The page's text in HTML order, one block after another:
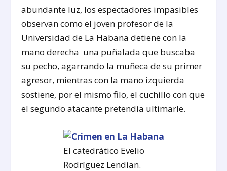
abundante luz, los espectadores impasibles
observan como el joven profesor de la
Universidad de La Habana detiene con la
mano derecha una puñalada que buscaba
su pecho, agarrando la muñeca de su primer
agresor, mientras con la mano izquierda
sostiene, por el mismo filo, el cuchillo con que
el segundo atacante pretendía ultimarle.
El catedrático Evelio
Rodríguez Lendían.